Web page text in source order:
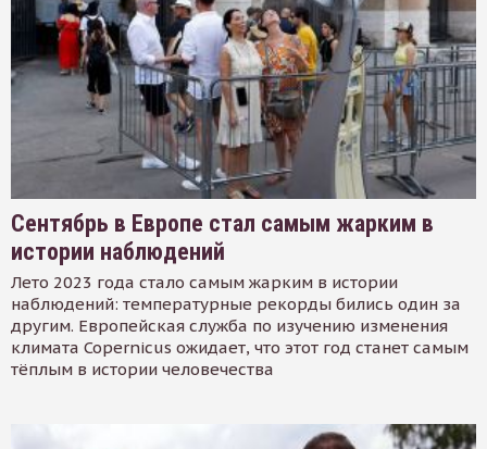
Сентябрь в Европе стал самым жарким в
истории наблюдений
Лето 2023 года стало самым жарким в истории
наблюдений: температурные рекорды бились один за
другим. Европейская служба по изучению изменения
климата Copernicus ожидает, что этот год станет самым
тёплым в истории человечества